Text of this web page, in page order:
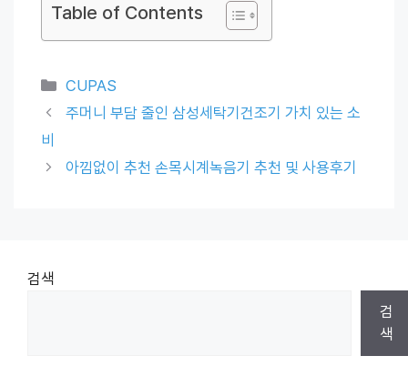
Table of Contents
Categories
CUPAS
주머니 부담 줄인 삼성세탁기건조기 가치 있는 소
비
아낌없이 추천 손목시계녹음기 추천 및 사용후기
검색
검
색